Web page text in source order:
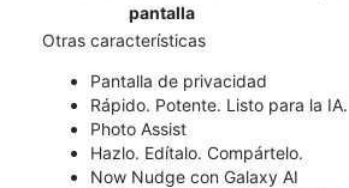
pantalla
Otras características
​​​​​​​Pantalla de privacidad
Rápido. Potente. Listo para la IA.
Photo Assist
Hazlo. Edítalo. Compártelo.
Now Nudge con Galaxy AI